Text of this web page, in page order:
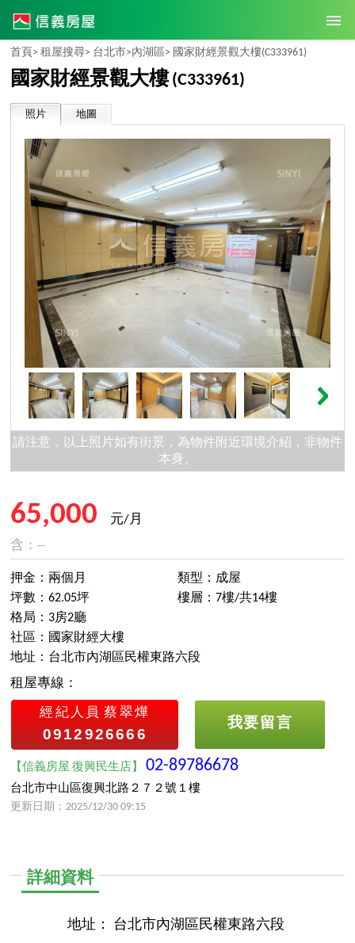
首頁> 租屋搜尋> 台北市>內湖區> 國家財經景觀大樓(C333961)
國家財經景觀大樓 (C333961)
照片 地圖
請注意，以上照片如有街景，為物件附近環境介紹，非物件
本身。
65,000
元/月
含：--
押金：兩個月
坪數：62.05坪
類型：成屋
樓層：7樓/共14樓
格局：3房2廳
社區：國家財經大樓
地址：台北市內湖區民權東路六段
租屋專線：
經紀人員 蔡翠燁
0912926666
我要留言
【信義房屋 復興民生店】02-89786678
台北市中山區復興北路２７２號１樓
更新日期：2025/12/30 09:15
詳細資料
地址：
台北市內湖區民權東路六段